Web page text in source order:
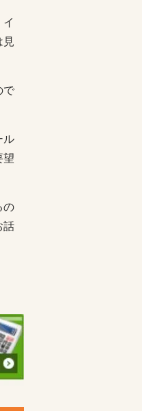
見
で
ル
望
の
話